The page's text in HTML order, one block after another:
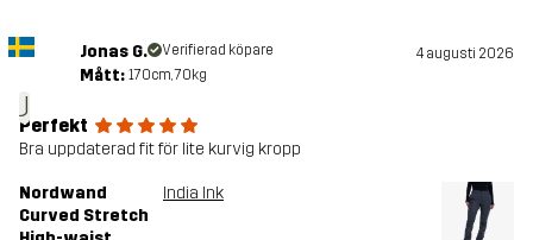
J
Jonas G. Verifierad köpare 4 augusti 2026
Mått: 170cm, 70kg
Perfekt
Bra uppdaterad fit för lite kurvig kropp
Nordwand
Curved Stretch
India Ink